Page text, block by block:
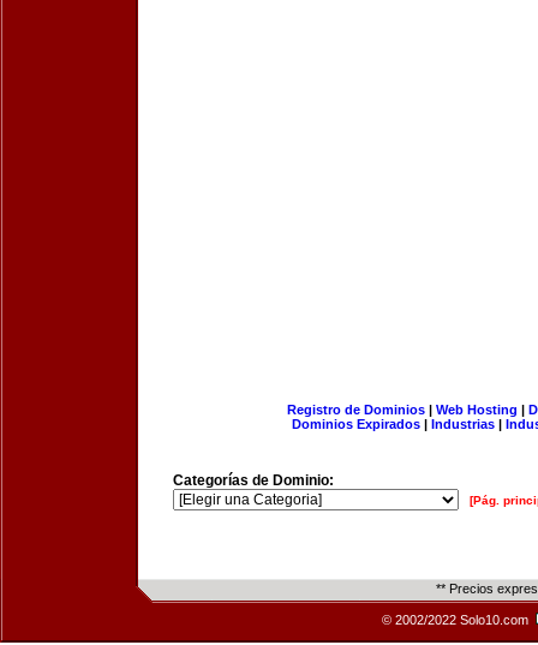
Registro de Dominios| Web Hosting |
Dominios Expirados | Industrias |
Categorías de Dominio:
[Pág.
** Precios
© 2002/2022 Solo10.com